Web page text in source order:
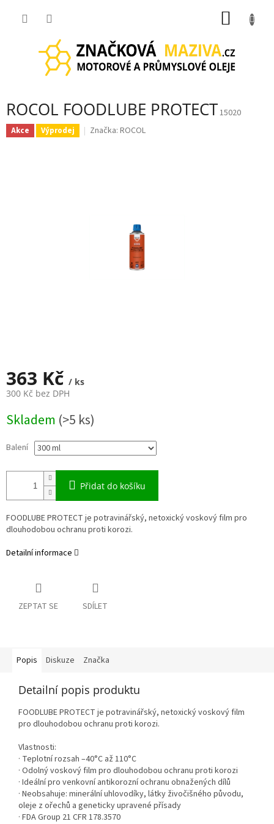
ROCOL FOODLUBE PROTECT15020
Akce Výprodej Značka: ROCOL
363 Kč / ks
300 Kč bez DPH
cena:
Skladem (>5 ks)
Balení
Přidat do košíku
FOODLUBE PROTECT je potravinářský, netoxický voskový film pro
dlouhodobou ochranu proti korozi.
Detailní informace
ZEPTAT SE SDÍLET
Popis Diskuze Značka
Detailní popis produktu
FOODLUBE PROTECT je potravinářský, netoxický voskový film
pro dlouhodobou ochranu proti korozi.
Vlastnosti:
· Teplotní rozsah –40°C až 110°C
· Odolný voskový film pro dlouhodobou ochranu proti korozi
· Ideální pro venkovní antikorozní ochranu obnažených dílů
· Neobsahuje: minerální uhlovodíky, látky živočišného původu,
oleje z ořechů a geneticky upravené přísady
· FDA Group 21 CFR 178.3570